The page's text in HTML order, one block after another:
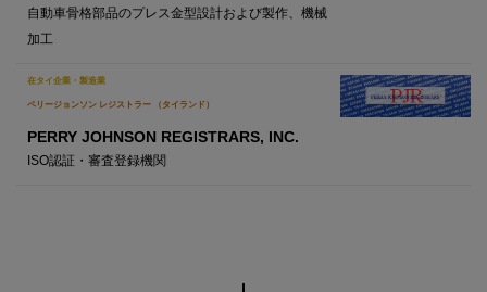
自動車骨格部品のプレス金型設計および製作、機械
加工
在タイ企業・製造業
ペリージョンソン レジストラー （タイランド）
PERRY JOHNSON REGISTRARS, INC.
ISO認証・審査登録機関